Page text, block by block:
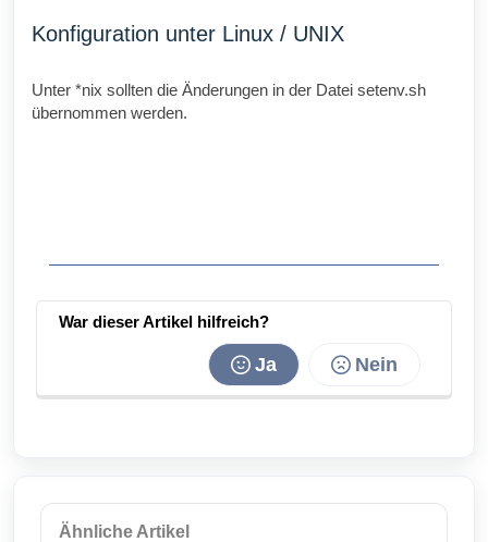
Konfiguration unter Linux / UNIX
Unter *nix sollten die Änderungen in der Datei setenv.sh
übernommen werden.
War dieser Artikel hilfreich?
Nein
Ja
Ähnliche Artikel